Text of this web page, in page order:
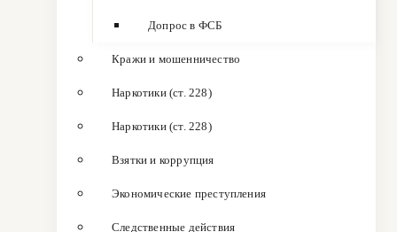
Допрос в ФСБ
Кражи и мошенничество
Наркотики (ст. 228)
Наркотики (ст. 228)
Взятки и коррупция
Экономические преступления
Следственные действия